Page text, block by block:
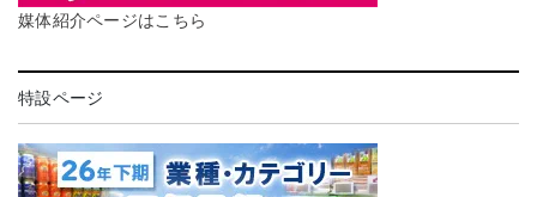
媒体紹介ページはこちら
特設ページ